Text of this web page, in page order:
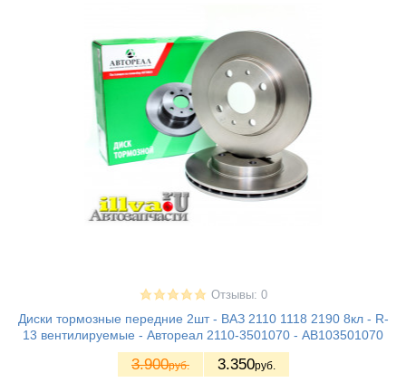
Отзывы: 0
Диски тормозные передние 2шт - ВАЗ 2110 1118 2190 8кл - R-
13 вентилируемые - Автореал 2110-3501070 - AB103501070
3.900руб. 3.350руб.